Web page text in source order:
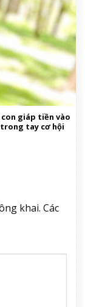
con giáp tiền vào
tay cơ hội
khai. Các